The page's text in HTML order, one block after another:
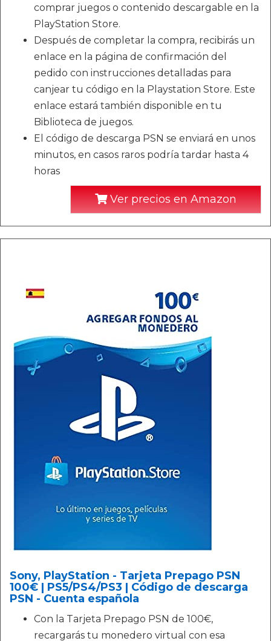
comprar juegos o contenido descargable en la
PlayStation Store.
Después de completar la compra, recibirás un
enlace en la página de confirmación del
pedido con instrucciones detalladas para
canjear tu código en la Playstation Store. Este
enlace estará también disponible en tu
Biblioteca de juegos.
El código de descarga PSN se enviará en unos
minutos, en casos raros podría tardar hasta 4
horas
Ver precios en Amazon
Sony, PlayStation - Tarjeta Prepago PSN
100€ | PS5/PS4/PS3 | Código de descarga
PSN - Cuenta española
Con la Tarjeta Prepago PSN de 100€,
recargarás tu monedero virtual con esa